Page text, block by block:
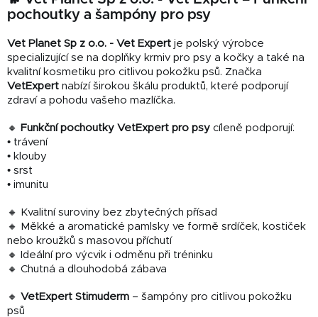
pochoutky a šampóny pro psy
Vet Planet Sp z o.o. - Vet Expert je polský výrobce
specializující se na doplňky krmiv pro psy a kočky a také na
kvalitní kosmetiku pro citlivou pokožku psů. Značka
VetExpert nabízí širokou škálu produktů, které podporují
zdraví a pohodu vašeho mazlíčka.
🔸 Funkční pochoutky VetExpert pro psy cíleně podporují:
• trávení
• klouby
• srst
• imunitu
🔸 Kvalitní suroviny bez zbytečných přísad
🔸 Měkké a aromatické pamlsky ve formě srdíček, kostiček
nebo kroužků s masovou příchutí
🔸 Ideální pro výcvik i odměnu při tréninku
🔸 Chutná a dlouhodobá zábava
🔸 VetExpert Stimuderm – šampóny pro citlivou pokožku
psů